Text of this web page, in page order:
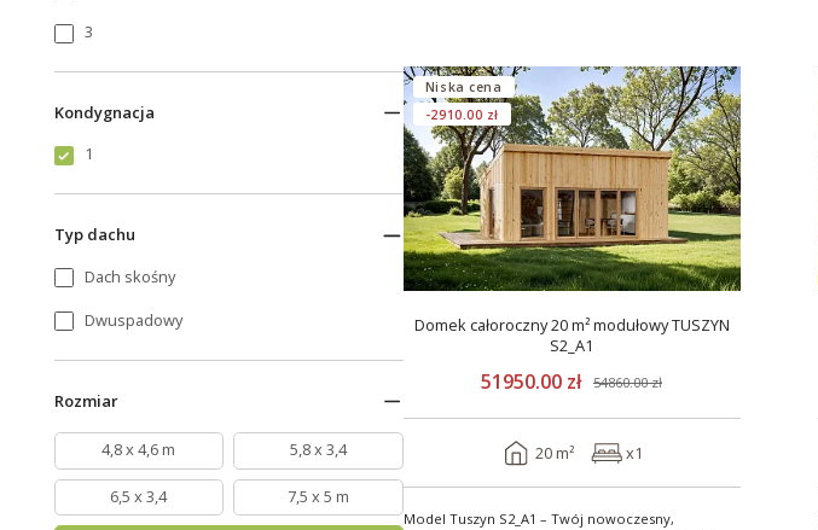
3
Kondygnacja
1
Typ dachu
Dach skośny
Dwuspadowy
Rozmiar
4,8 x 4,6 m 5,8 x 3,4
6,5 x 3,4 7,5 x 5 m
Niska cena
-2910.00 zł
Domek całoroczny 20 m² modułowy TUSZYN
S2_A1
51950.00 zł 54860.00 zł
20 m² x1
Model Tuszyn S2_A1 – Twój nowoczesny,